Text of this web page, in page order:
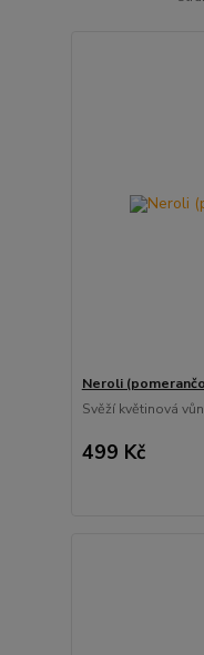
Neroli
Svěží květinová
499 Kč